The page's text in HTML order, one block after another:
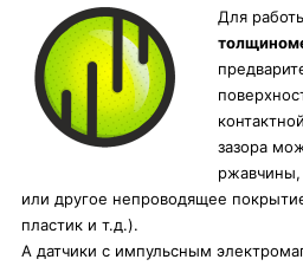
Для
зазора
или другое непроводящее
пластик и т.д.).
А датчики с импульсным